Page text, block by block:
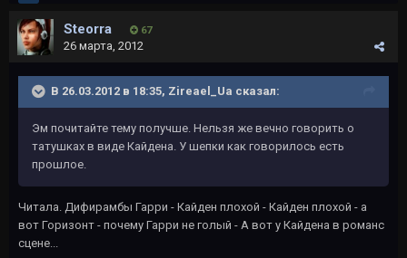
Steorra 67
26 марта, 2012
В 26.03.2012 в 18:35, Zireael_Ua сказал:
Эм почитайте тему получше. Нельзя же вечно говорить о
татушках в виде Кайдена. У шепки как говорилось есть
прошлое.
Читала. Дифирамбы Гарри - Кайден плохой - Кайден плохой - а
вот Горизонт - почему Гарри не голый - А вот у Кайдена в романс
сцене...